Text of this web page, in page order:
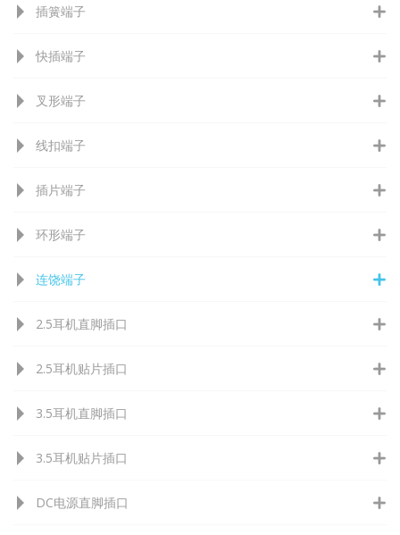
插簧端子
快插端子
叉形端子
线扣端子
插片端子
环形端子
连饶端子
2.5耳机直脚插口
2.5耳机贴片插口
3.5耳机直脚插口
3.5耳机贴片插口
DC电源直脚插口